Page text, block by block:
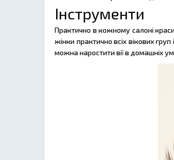
Інструменти
Практично в кожному салоні
жінки практично всіх вікових
можна наростити вії в домашніх